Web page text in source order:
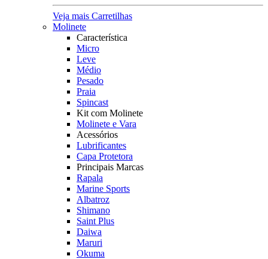
Veja mais Carretilhas
Molinete
Característica
Micro
Leve
Médio
Pesado
Praia
Spincast
Kit com Molinete
Molinete e Vara
Acessórios
Lubrificantes
Capa Protetora
Principais Marcas
Rapala
Marine Sports
Albatroz
Shimano
Saint Plus
Daiwa
Maruri
Okuma